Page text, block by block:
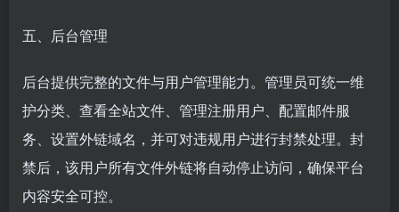
五、 后台管理
后台提供完整的文件与用户管理能力。管理员可统一维
护分类、查看全站文件、管理注册用户、配置邮件服
务、设置外链域名，并可对违规用户进行封禁处理。封
禁后，该用户所有文件外链将自动停止访问，确保平台
内容安全可控。